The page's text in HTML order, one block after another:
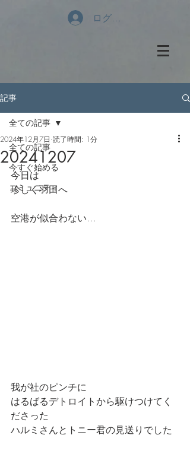
ログイン
記事
全ての記事
今すぐ始める
コミュニティ
全ての記事
20241207
2024年12月7日 読了時間: 1分
今日は
珍しく羽田へ
空港が似合わない…
我が社のピンチに
はるばるデトロイトから駆けつけてく
ださった
ハルミさんとトニー君の見送りでした